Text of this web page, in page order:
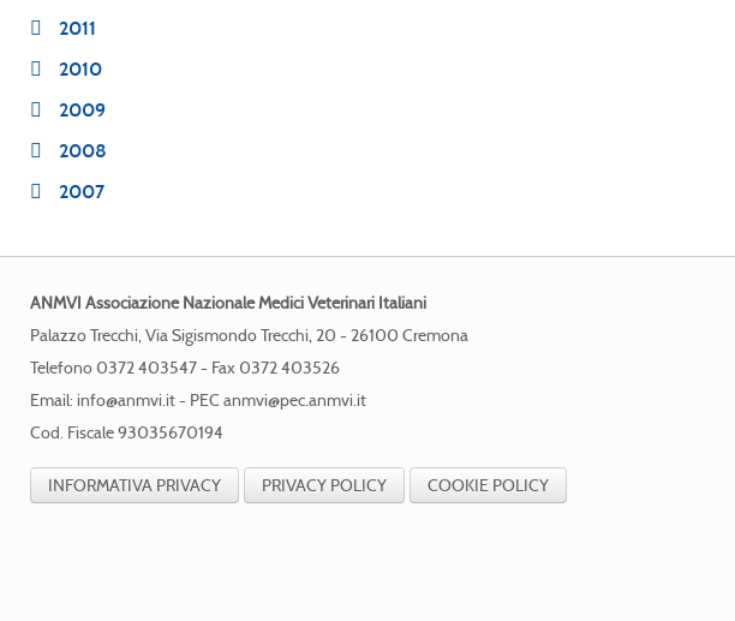
2011
2010
2009
2008
2007
ANMVI Associazione Nazionale Medici Veterinari Italiani
Palazzo Trecchi, Via Sigismondo Trecchi, 20 - 26100 Cremona
Telefono 0372 403547 - Fax 0372 403526
Email: info@anmvi.it- PEC anmvi@pec.anmvi.it
Cod. Fiscale 93035670194
INFORMATIVA PRIVACY PRIVACY POLICY COOKIE POLICY